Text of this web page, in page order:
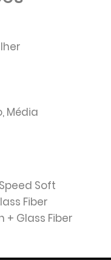
Média
Soft
Fiber
+ Glass Fiber